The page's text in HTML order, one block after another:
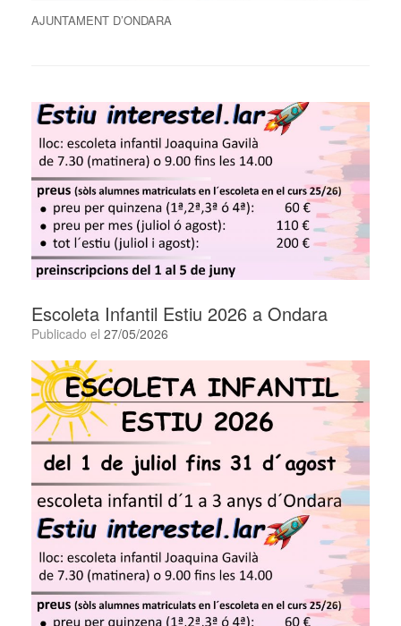
AJUNTAMENT D’ONDARA
Escoleta Infantil Estiu 2026 a Ondara
Publicado el 27/05/2026